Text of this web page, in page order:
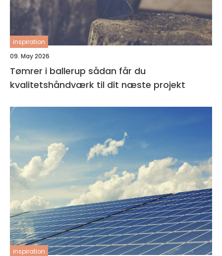
inspiration
09. May 2026
Tømrer i ballerup sådan får du
kvalitetshåndværk til dit næste projekt
inspiration